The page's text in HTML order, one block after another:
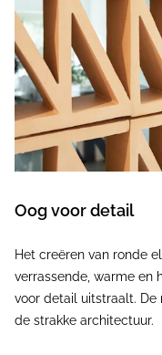
Oog voor detail
Het creëren van ronde
verrassende, warme en
voor detail uitstraalt. De
de strakke architectuur.